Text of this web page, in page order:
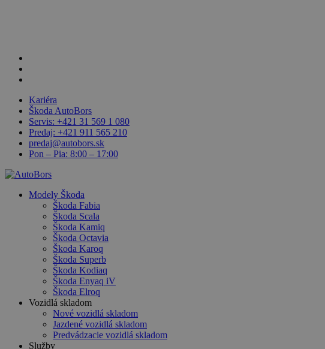
Kariéra
Škoda AutoBors
Servis: +421 31 569 1 080
Predaj: +421 911 565 210
predaj@autobors.sk
Pon – Pia: 8:00 – 17:00
search
Menu
Modely Škoda
Škoda Fabia
Škoda Scala
Škoda Kamiq
Škoda Octavia
Škoda Karoq
Škoda Superb
Škoda Kodiaq
Škoda Enyaq iV
Škoda Elroq
Vozidlá skladom
Nové vozidlá skladom
Jazdené vozidlá skladom
Predvádzacie vozidlá skladom
Služby